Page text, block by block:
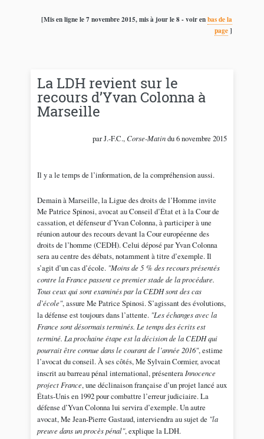
[Mis en ligne le 7 novembre 2015, mis à jour le 8 - voir enbas de la
page]
La LDH revient sur le
recours d’Yvan Colonna à
Marseille
par J.-F.C.,Corse-Matindu 6 novembre 2015
Il y a le temps de l’information, de la compréhension aussi.
Demain à Marseille, la Ligue des droits de l’Homme invite
Me Patrice Spinosi, avocat au Conseil d’État et à la Cour de
cassation, et défenseur d’Yvan Colonna, à participer à une
réunion autour des recours devant la Cour européenne des
droits de l’homme (CEDH). Celui déposé par Yvan Colonna
sera au centre des débats, notamment à titre d’exemple. Il
s’agit d’un cas d’école. "Moins de 5 % des recours présentés
contre la France passent ce premier stade de la procédure.
Tous ceux qui sont examinés par la CEDH sont des cas
d’école", assure Me Patrice Spinosi. S’agissant des évolutions,
la défense est toujours dans l’attente. "Les échanges avec la
France sont désormais terminés. Le temps des écrits est
terminé. La prochaine étape est la décision de la CEDH qui
pourrait être connue dans le courant de l’année 2016", estime
l’avocat du conseil. À ses côtés, Me Sylvain Cormier, avocat
inscrit au barreau pénal international, présenteraInnocence
project France, une déclinaison française d’un projet lancé aux
États-Unis en 1992 pour combattre l’erreur judiciaire. La
défense d’Yvan Colonna lui servira d’exemple. Un autre
avocat, Me Jean-Pierre Gastaud, interviendra au sujet de "la
preuve dans un procès pénal", explique la LDH.